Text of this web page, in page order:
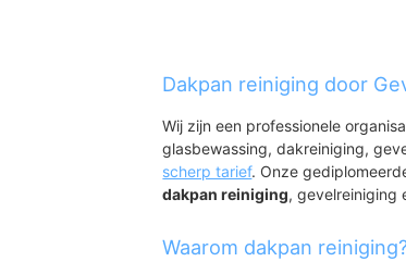
Dakpan reiniging door
Wij zijn een professionele
glasbewassing, dakreiniging,
scherp tarief. Onze
dakpan reiniging, gevelreiniging
Waarom dakpan